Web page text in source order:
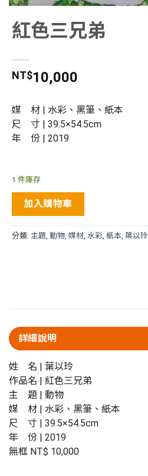
紅色三兄弟
NT$10,000
媒 材 | 水彩、黑筆、紙本
尺 寸 | 39.5×54.5cm
年 份 | 2019
1 件庫存
加入購物車
分類: 主題 動物 媒材 水彩 紙本 葉以玲
詳細說明
姓 名 | 葉以玲
作品名 | 紅色三兄弟
主 題 | 動物
媒 材 | 水彩、黑筆、紙本
尺 寸 | 39.5×54.5cm
年 份 | 2019
無框 NT$ 10,000